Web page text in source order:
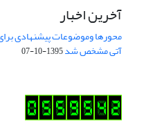
آخرین اخبار
محورها وموضوعات پیشنهادی
آتی مشخص شد1395-10-07